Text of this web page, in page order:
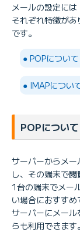
メールの設定には
それぞれ特徴が
です。
● POPについて
● IMAPについ
POPについて
サーバーからメ
し、その端末で閲
1台の端末でメー
い場合におすすめ
サーバーにメー
らも利用できます